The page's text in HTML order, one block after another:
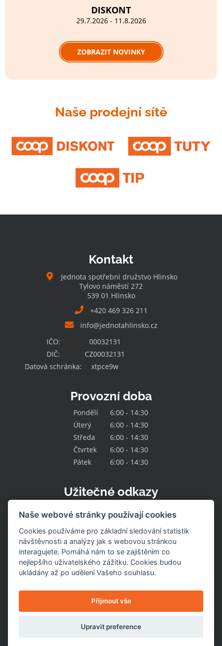
DISKONT
29.7.2026 - 11.8.2026
ZOBRAZIT NOVINKY
Naše prodejní sítě
Kontakt
Jednota spotřební družstvo Hlinsko
Tylovo náměstí 272
539 01 Hlinsko
+420 469 326 211
info@jednotahlinsko.cz
IČO:
00032131
DIČ:
CZ00032131
Datová schránka:
xtpce9w
Provozní doba
Pondělí
6:00 - 14:30
Úterý
6:00 - 14:30
Středa
6:00 - 14:30
Čtvrtek
6:00 - 14:30
Pátek
6:00 - 14:30
Užitečné odkazy
O družstvu
Naše prodejny
Pracovní místa
Aktuality
Uzavřené prodejny
Stažení výrobku
Dotace
Nastavení cookies
Jednota Hlinsko . Všechna práva vyhrazena.
Naše webové stránky používají cookies
Cookies používáme pro základní sledování statistik
návštěvnosti a analýzy jak s webovou stránkou
interagujete. Pomáhá nám to se zajištěním co
nejlepšího uživatelského zážitku. Cookies budou
ukládány až po udělení Vašeho souhlasu.
Přijmout vše
Upravit preference